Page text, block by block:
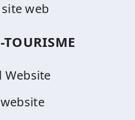
web
TOURISME
Website